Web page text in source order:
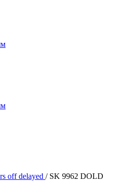
off delayed / SK 9962 DOLD